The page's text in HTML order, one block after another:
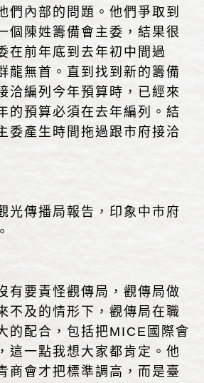
內部的問題。他們爭取到
個陳姓籌備會主委，結果很
在前年底到去年初中間過
龍無首。直到找到新的籌備
洽編列今年預算時，已經來
的預算必須在去年編列。結
委產生時間拖過跟市府接洽
傳播局報告，印象中市府
要責怪觀傳局，觀傳局做
不及的情形下，觀傳局在職
的配合，包括把MICE國際會
這一點我想大家都肯定。他
商會才把標準調高，而是臺